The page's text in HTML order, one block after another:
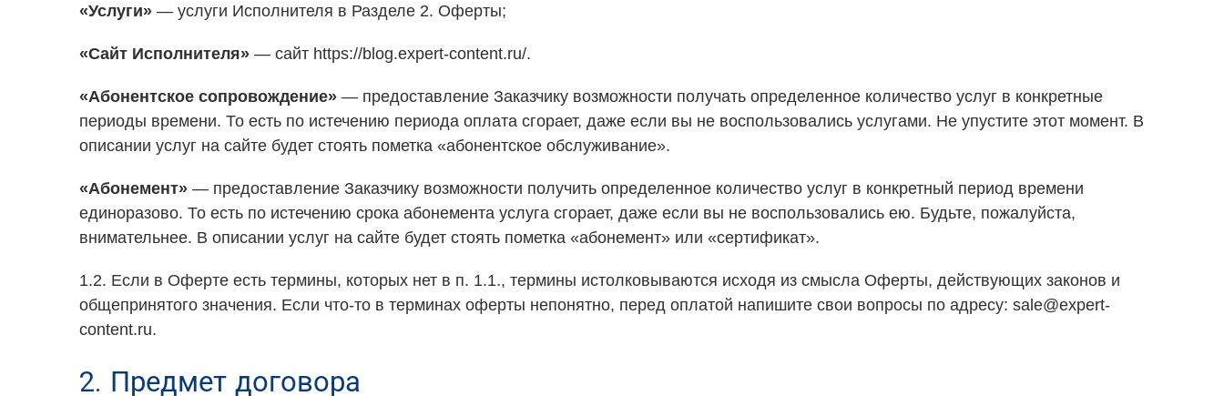
«Услуги» — услуги Исполнителя в Разделе 2. Оферты;
«Сайт Исполнителя» — сайт https://blog.expert-content.ru/.
«Абонентское сопровождение» — предоставление Заказчику возможности получать определенное количество услуг в конкретные
периоды времени. То есть по истечению периода оплата сгорает, даже если вы не воспользовались услугами. Не упустите этот момент. В
описании услуг на сайте будет стоять пометка «абонентское обслуживание».
«Абонемент» — предоставление Заказчику возможности получить определенное количество услуг в конкретный период времени
единоразово. То есть по истечению срока абонемента услуга сгорает, даже если вы не воспользовались ею. Будьте, пожалуйста,
внимательнее. В описании услуг на сайте будет стоять пометка «абонемент» или «сертификат».
1.2. Если в Оферте есть термины, которых нет в п. 1.1., термины истолковываются исходя из смысла Оферты, действующих законов и
общепринятого значения. Если что-то в терминах оферты непонятно, перед оплатой напишите свои вопросы по адресу: sale@expert-
content.ru.
2. Предмет договора